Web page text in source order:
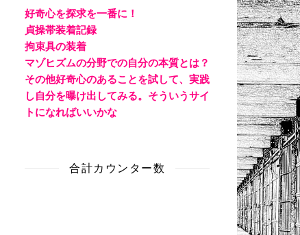
好奇心を探求を一番に！
貞操帯装着記録
拘束具の装着
マゾヒズムの分野での自分の本質とは？
その他好奇心のあることを試して、実践
し自分を曝け出してみる。そういうサイ
トになればいいかな
合計カウンター数